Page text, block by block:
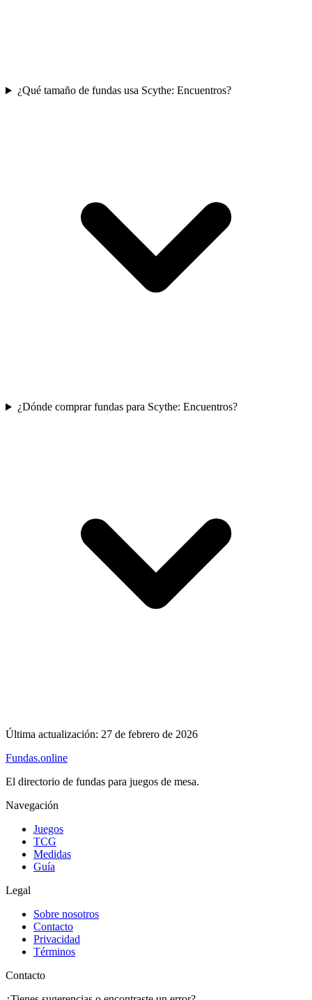
¿Qué tamaño de fundas usa Scythe: Encuentros?
¿Dónde comprar fundas para Scythe: Encuentros?
Última actualización: 27 de febrero de 2026
Fundas.online
El directorio de fundas para juegos de mesa.
Navegación
Juegos
TCG
Medidas
Guía
Legal
Sobre nosotros
Contacto
Privacidad
Términos
Contacto